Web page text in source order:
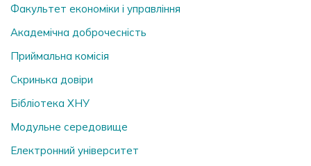
Факультет економіки і управління
Академічна доброчесність
Приймальна комісія
Скринька довiри
Бібліотека ХНУ
Модульне середовище
Електронний університет